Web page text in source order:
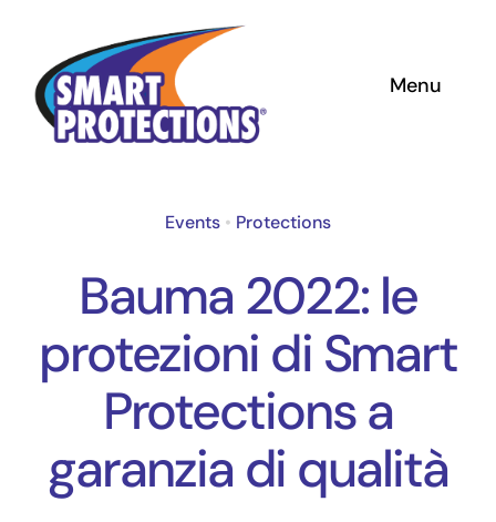
contenuto
Menu
CHI SIAMO
PROTEZIONI
TUBI e SPIRALI
PRODOTTI SPECIALI
CONTATTI
News
Events • Protections
Bauma 2022: le
protezioni di Smart
Protections a
garanzia di qualità